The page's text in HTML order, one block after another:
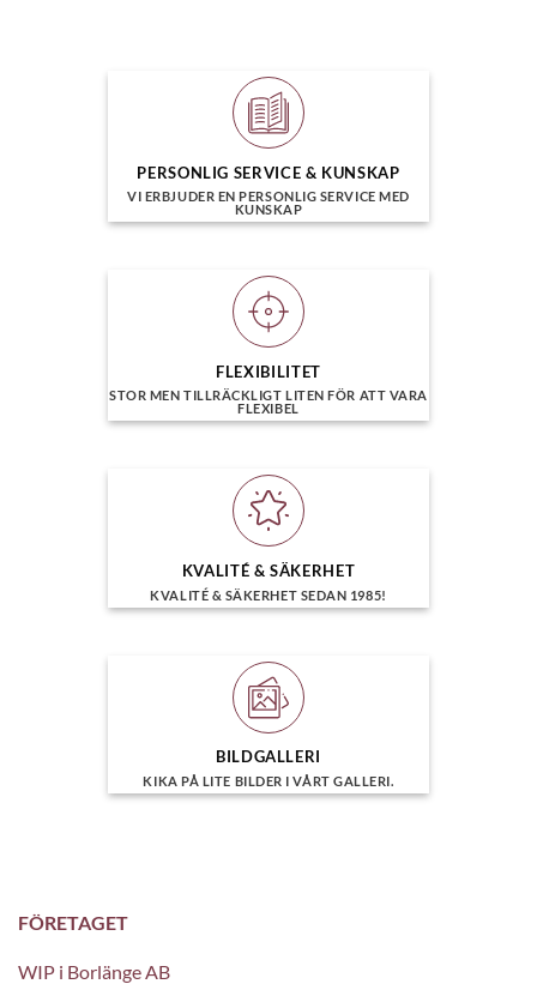
PERSONLIG SERVICE & KUNSKAP
VI ERBJUDER EN PERSONLIG SERVICE MED
KUNSKAP
FLEXIBILITET
STOR MEN TILLRÄCKLIGT LITEN FÖR ATT VARA
FLEXIBEL
KVALITÉ & SÄKERHET
KVALITÉ & SÄKERHET SEDAN 1985!
BILDGALLERI
KIKA PÅ LITE BILDER I VÅRT GALLERI.
FÖRETAGET
WIP i Borlänge AB